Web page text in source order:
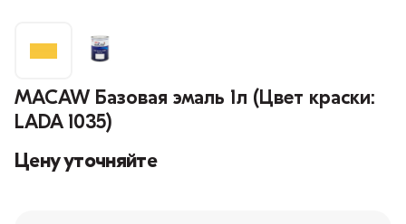
MACAW Базовая эмаль 1л (Цвет краски:
LADA 1035)
Цену уточняйте